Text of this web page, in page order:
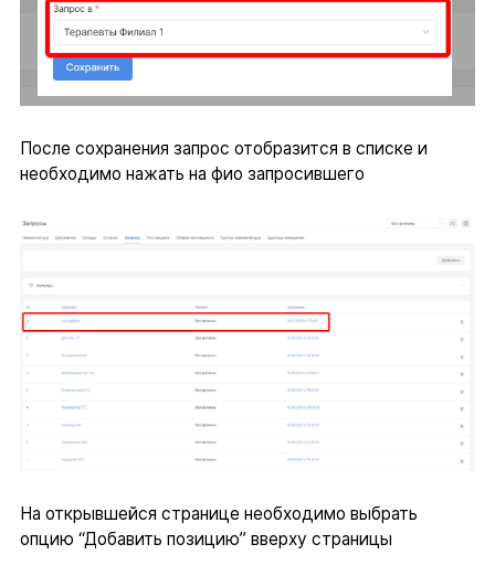
После сохранения запрос отобразится в списке и
необходимо нажать на фио запросившего
На открывшейся странице необходимо выбрать
опцию “Добавить позицию” вверху страницы